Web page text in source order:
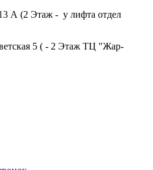
А (2 Этаж - у лифта отдел
5 ( - 2 Этаж ТЦ "Жар-